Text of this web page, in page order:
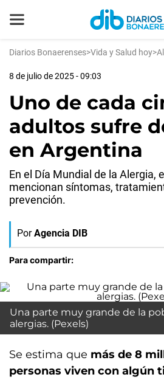
Diarios Bonaerenses>Vida y Salud hoy>
8 de julio de 2025 - 09:03
Uno de cada
adultos sufre
en Argentina
En el Día Mundial de la Alergia,
mencionan síntomas,
prevención.
Por Agencia DIB
Para compartir:
Una parte muy grande de la
alergias. (Pexels)
Se estima que más de 8
personas viven con algún